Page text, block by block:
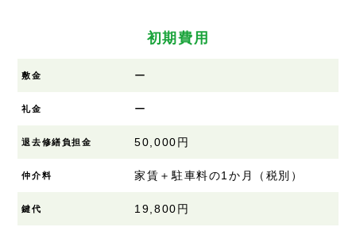
初期費用
敷金 ー
礼金 ー
退去修繕負担金 50,000円
仲介料 家賃＋駐車料の1か月（税別）
鍵代 19,800円